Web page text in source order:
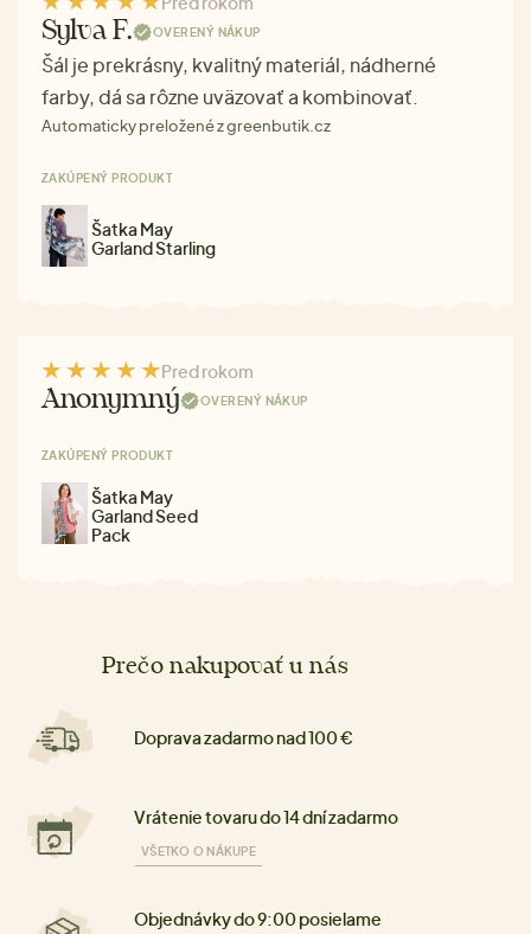
Sylva F. OVERENÝ NÁKUP
Šál je prekrásny, kvalitný materiál, nádherné
farby, dá sa rôzne uväzovať a kombinovať.
Automaticky preložené z greenbutik.cz
ZAKÚPENÝ PRODUKT
Šatka May
Garland Starling
Pred rokom
Anonymný OVERENÝ NÁKUP
ZAKÚPENÝ PRODUKT
Šatka May
Garland Seed
Pack
Prečo nakupovať u nás
Doprava zadarmo nad 100 €
Vrátenie tovaru do 14 dní zadarmo
VŠETKO O NÁKUPE
Objednávky do 9:00 posielame